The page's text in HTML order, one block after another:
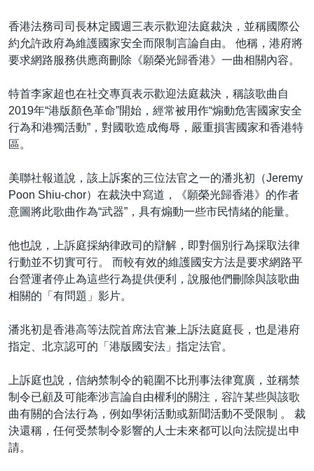
香港法務司司長林定國週三表示歡迎法庭裁決，並稱國際公
約允許政府為維護國家安全而限制言論自由。 他稱，港府將
要求網路服務供應商刪除《願榮光歸香港》一曲相關內容。
特首李家超也在社交專頁表示歡迎法庭裁決，稱該歌曲自
2019年“港版顏色革命”開始，經常被用作“煽動危害國家安全
行為和港獨活動”，對國歌造成侮辱，嚴重損害國家和香港特
區。
美聯社報道說，該上訴案的三位法官之一的潘兆初（Jeremy
Poon Shiu-chor）在裁決中寫道，《願榮光歸香港》的作者
意圖將此歌曲作為“武器”，具有煽動一些市民情緒的能量。
他也說，上訴庭採納律政司的辯解，即對個別行為採取法律
行動並不切實可行。 而較有效的維護國安方法是要求網路平
台營運者停止為這些行為提供便利，說服他們刪除與該歌曲
相關的「有問題」影片。
潘兆初是香港高等法院首席法官兼上訴法庭庭長，也是港府
指定、北京認可的「港版國安法」指定法官。
上訴庭也說，信納禁制令的範圍不比刑事法律寬廣，並稱禁
制令已顧及可能牽涉言論自由權利的關注，容許某些與該歌
曲有關的合法行為，例如學術活動或新聞活動不受限制 。 裁
決還稱，任何受禁制令影響的人士未來都可以向法院提出申
請。